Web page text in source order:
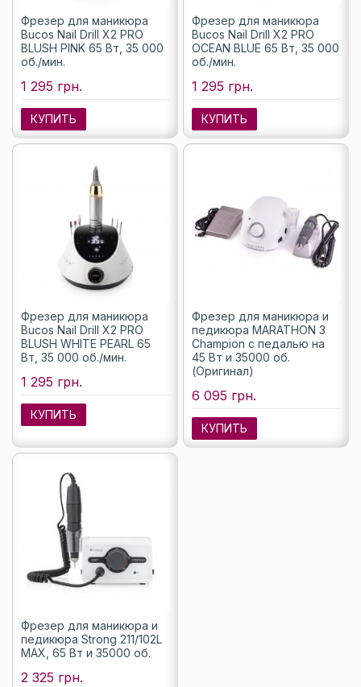
Фрезер для маникюра
Bucos Nail Drill X2 PRO
BLUSH PINK 65 Вт, 35 000
об./мин.
1 295 грн.
КУПИТЬ
Фрезер для маникюра
Bucos Nail Drill X2 PRO
OCEAN BLUE 65 Вт, 35 000
об./мин.
1 295 грн.
КУПИТЬ
Фрезер для маникюра
Bucos Nail Drill X2 PRO
BLUSH WHITE PEARL 65
Вт, 35 000 об./мин.
1 295 грн.
КУПИТЬ
Фрезер для маникюра и
педикюра MARATHON 3
Champion с педалью на
45 Вт и 35000 об.
(Оригинал)
6 095 грн.
КУПИТЬ
Фрезер для маникюра и
педикюра Strong 211/102L
MAX, 65 Вт и 35000 об.
2 325 грн.